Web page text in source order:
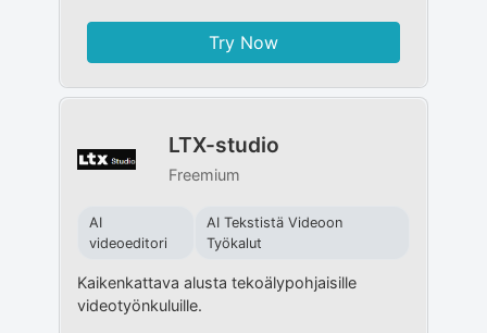
Try Now
LTX-studio
Freemium
AI
videoeditori
AI Tekstistä Videoon
Työkalut
Kaikenkattava alusta tekoälypohjaisille
videotyönkuluille.